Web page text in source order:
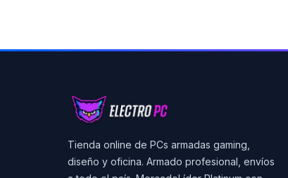
Tienda online de PCs armadas gaming,
diseño y oficina. Armado profesional, envíos